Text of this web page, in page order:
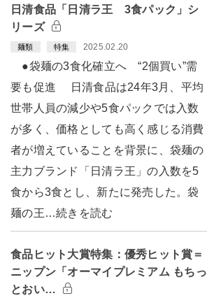
日清食品「日清ラ王 3食パック」シ
リーズ
麺類 特集 2025.02.20
●袋麺の3食化確立へ “2個買い”需
要も促進 日清食品は24年3月、平均
世帯人員の減少や5食パックでは入数
が多く、価格としても高く感じる消費
者が増えていることを背景に、袋麺の
主力ブランド「日清ラ王」の入数を5
食から3食とし、新たに発売した。袋
麺の王…続きを読む
食品ヒット大賞特集：優秀ヒット賞＝
ニップン「オーマイプレミアム もちっ
とおい…